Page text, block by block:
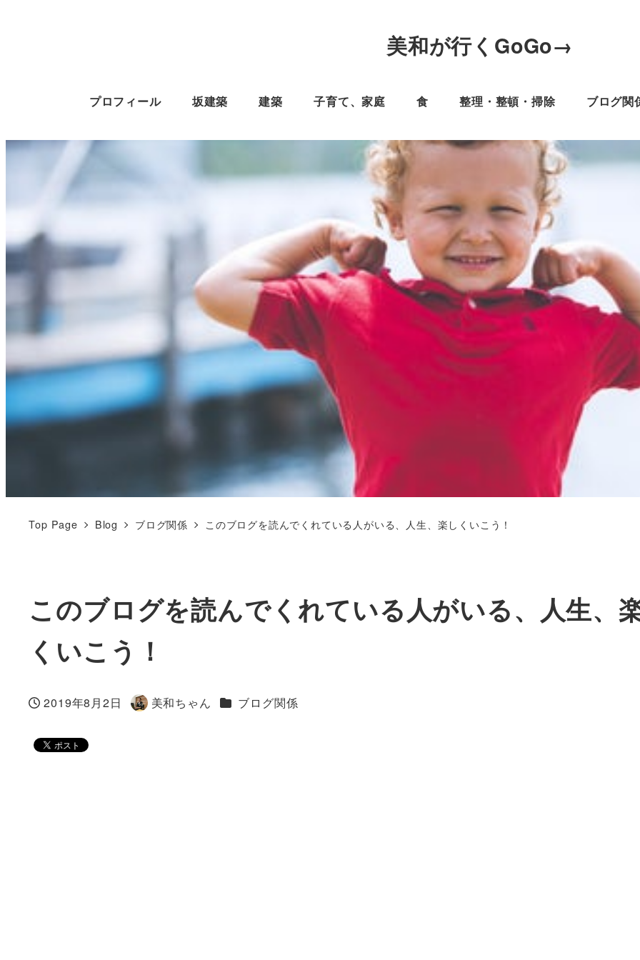
美和が行くGoGo→
プロフィール 坂建築 建築 子育て、家庭 食 整理・整頓・掃除 ブログ関
Top Page Blog ブログ関係 このブログを読んでくれている人がいる、人生、楽しくいこう！
このブログを読んでくれている人がいる、人生、
くいこう！
投稿日
2019年8月2日
著
美和ちゃん カテゴリー
ブログ関係